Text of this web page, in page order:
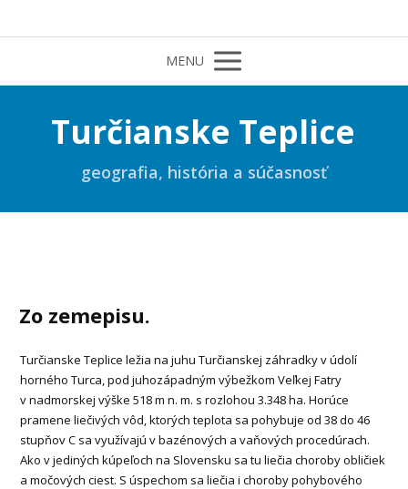
MENU
Turčianske Teplice
geografia, história a súčasnosť
Zo zemepisu.
Turčianske Teplice ležia na juhu Turčianskej záhradky v údolí
horného Turca, pod juhozápadným výbežkom Veľkej Fatry
v nadmorskej výške 518 m n. m. s rozlohou 3.348 ha. Horúce
pramene liečivých vôd, ktorých teplota sa pohybuje od 38 do 46
stupňov C sa využívajú v bazénových a vaňových procedúrach.
Ako v jediných kúpeľoch na Slovensku sa tu liečia choroby obličiek
a močových ciest. S úspechom sa liečia i choroby pohybového